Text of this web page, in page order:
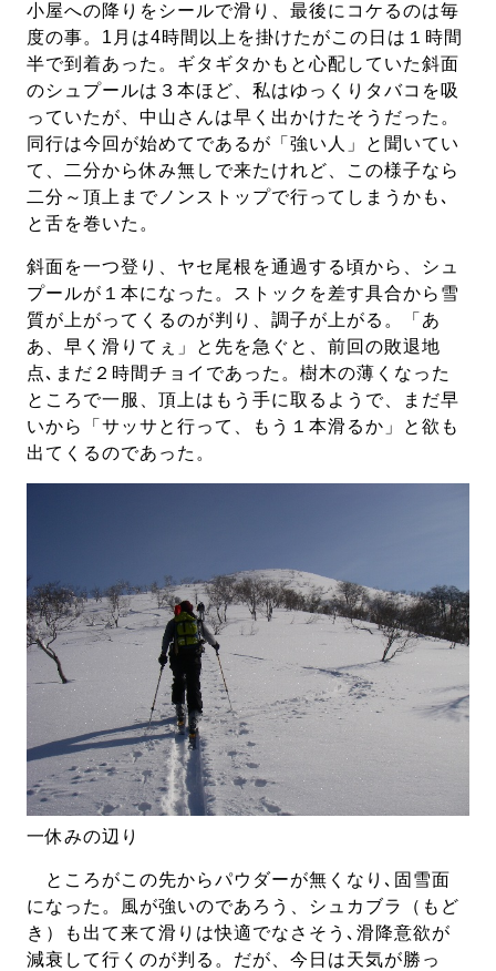
小屋への降りをシールで滑り、最後にコケるのは毎
度の事。1月は4時間以上を掛けたがこの日は１時間
半で到着あった。ギタギタかもと心配していた斜面
のシュプールは３本ほど、私はゆっくりタバコを吸
っていたが、中山さんは早く出かけたそうだった。
同行は今回が始めてであるが「強い人」と聞いてい
て、二分から休み無しで来たけれど、この様子なら
二分～頂上までノンストップで行ってしまうかも､
と舌を巻いた。
斜面を一つ登り、ヤセ尾根を通過する頃から、シュ
プールが１本になった。ストックを差す具合から雪
質が上がってくるのが判り、調子が上がる。「あ
あ、早く滑りてぇ」と先を急ぐと、前回の敗退地
点､まだ２時間チョイであった。樹木の薄くなった
ところで一服、頂上はもう手に取るようで、まだ早
いから「サッサと行って、もう１本滑るか」と欲も
出てくるのであった。
一休みの辺り
ところがこの先からパウダーが無くなり､固雪面
になった。風が強いのであろう、シュカブラ（もど
き）も出て来て滑りは快適でなさそう､滑降意欲が
減衰して行くのが判る。だが、今日は天気が勝っ